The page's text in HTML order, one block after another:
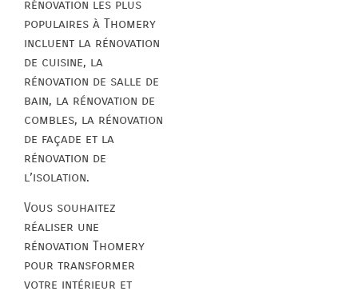
rénovation les plus
populaires à Thomery
incluent la rénovation
de cuisine, la
rénovation de salle de
bain, la rénovation de
combles, la rénovation
de façade et la
rénovation de
l’isolation.
Vous souhaitez
réaliser une
rénovation Thomery
pour transformer
votre intérieur et